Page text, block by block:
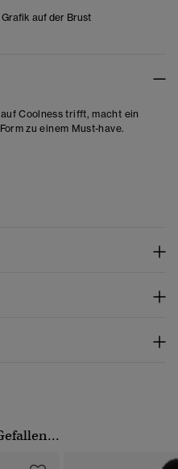
auf der Brust
Coolness trifft, macht ein
zu einem Must-have.